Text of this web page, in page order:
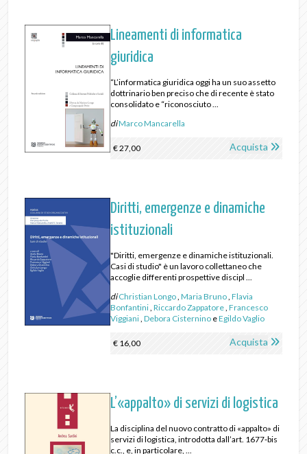
Lineamenti di informatica
giuridica
“L’informatica giuridica oggi ha un suo assetto
dottrinario ben preciso che di recente è stato
consolidato e “riconosciuto ...
diMarco Mancarella
€ 27,00 Acquista
Diritti, emergenze e dinamiche
istituzionali
"Diritti, emergenze e dinamiche istituzionali.
Casi di studio" è un lavoro collettaneo che
accoglie differenti prospettive discipl ...
diChristian Longo,Maria Bruno,Flavia
Bonfantini,Riccardo Zappatore,Francesco
Viggiani,Debora Cisternino eEgildo Vaglio
€ 16,00 Acquista
L’«appalto» di servizi di logistica
La disciplina del nuovo contratto di «appalto» di
servizi di logistica, introdotta dall’art. 1677‑bis
c.c., e, in particolare, ...